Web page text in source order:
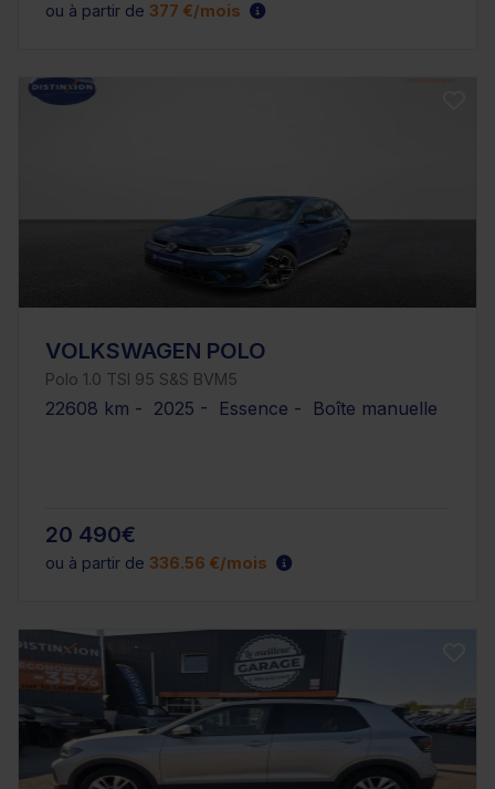
ou à partir de 377 €/mois
VOLKSWAGEN POLO
Polo 1.0 TSI 95 S&S BVM5
22608 km - 2025 - Essence - Boîte manuelle
20 490€
ou à partir de 336.56 €/mois